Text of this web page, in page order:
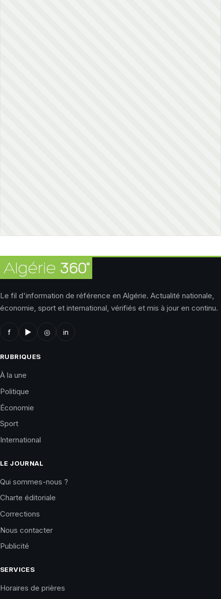
Le fil d'information de référence en Algérie. Actualité nationale,
économie, sport et international, vérifiés et mis à jour en continu.
f ▶ ◎ in
RUBRIQUES
À la une
Politique
Économie
Sport
International
LE JOURNAL
Qui sommes-nous ?
Charte éditoriale
Corrections
Nous contacter
Publicité
SERVICES
Horaires de prières